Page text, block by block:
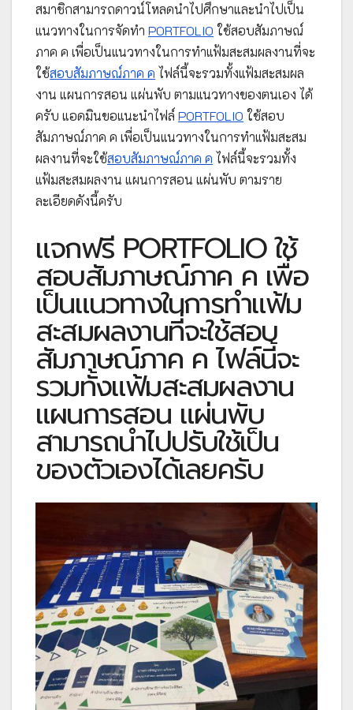
สมาชิกสามารถดาวน์โหลดนำไปศึกษาและนำไปเป็น
แนวทางในการจัดทำ PORTFOLIO ใช้สอบสัมภาษณ์
ภาค ค เพื่อเป็นแนวทางในการทำแฟ้มสะสมผลงานที่จะ
ใช้สอบสัมภาษณ์ภาค ค ไฟล์นี้จะรวมทั้งแฟ้มสะสมผล
งาน แผนการสอน แผ่นพับ ตามแนวทางของตนเอง ได้
ครับ แอดมินขอแนะนำไฟล์ PORTFOLIO ใช้สอบ
สัมภาษณ์ภาค ค เพื่อเป็นแนวทางในการทำแฟ้มสะสม
ผลงานที่จะใช้สอบสัมภาษณ์ภาค ค ไฟล์นี้จะรวมทั้ง
แฟ้มสะสมผลงาน แผนการสอน แผ่นพับ ตามราย
ละเอียดดังนี้ครับ
แจกฟรี PORTFOLIO ใช้
สอบสัมภาษณ์ภาค ค เพื่อ
เป็นแนวทางในการทำแฟ้ม
สะสมผลงานที่จะใช้สอบ
สัมภาษณ์ภาค ค ไฟล์นี้จะ
รวมทั้งแฟ้มสะสมผลงาน
แผนการสอน แผ่นพับ
สามารถนำไปปรับใช้เป็น
ของตัวเองได้เลยครับ